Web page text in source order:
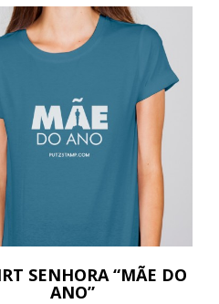
SENHORA “MÃE DO
ANO”